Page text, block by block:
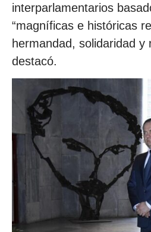
interparlamentarios
“magníficas e históricas
hermandad, solidaridad y
destacó.